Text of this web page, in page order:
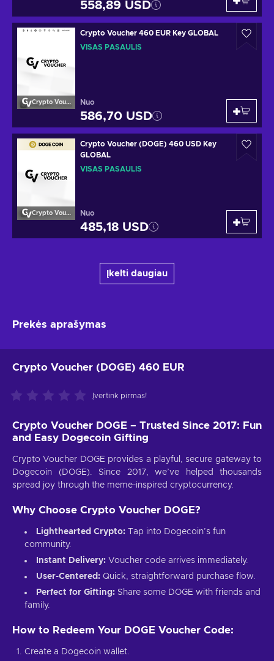
558,89 USD
Crypto Voucher
Crypto Voucher 460 EUR Key GLOBAL
VISAS PASAULIS
Nuo
586,70 USD
Crypto Voucher
Crypto Voucher (DOGE) 460 USD Key
GLOBAL
VISAS PASAULIS
Nuo
485,18 USD
Įkelti daugiau
Prekės aprašymas
Crypto Voucher (DOGE) 460 EUR
Įvertink pirmas!
Crypto Voucher DOGE – Trusted Since 2017: Fun
and Easy Dogecoin Gifting
Crypto Voucher DOGE provides a playful, secure gateway to
Dogecoin (DOGE). Since 2017, we’ve helped thousands
spread joy through the meme-inspired cryptocurrency.
Why Choose Crypto Voucher DOGE?
Lighthearted Crypto: Tap into Dogecoin’s fun
community.
Instant Delivery: Voucher code arrives immediately.
User-Centered: Quick, straightforward purchase flow.
Perfect for Gifting: Share some DOGE with friends and
family.
How to Redeem Your DOGE Voucher Code:
Create a Dogecoin wallet.